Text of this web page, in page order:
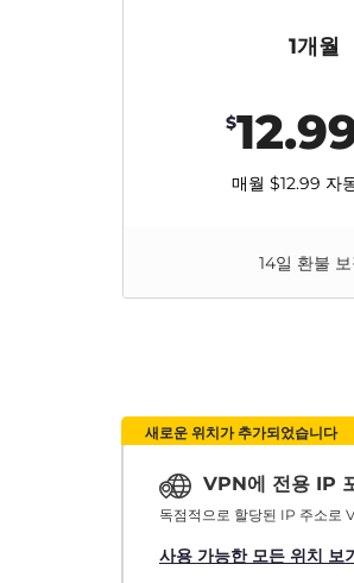
1개월
$
매월 $12.99 자
14일 환불
새로운 위치가 추가되었습니다
VPN에 전용 IP
독점적으로 할당된 IP 주소로
사용 가능한 모든 위치 보